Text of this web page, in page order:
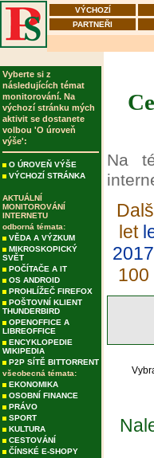
VÝCHOZÍ
PARTNEŘI
Vyberte si z
následujících témat
monitorování. Na
výchozí stránku mých
aktivit se dostanete
volbou 'O úroveň
výše':
O ÚROVEŇ VÝŠE
VÝCHOZÍ STRÁNKA
AKTUÁLNÍ
MONITOROVÁNÍ
INTERNETU
odborná témata:
VĚDA A VÝZKUM
MIKROSKOPICKÝ
SVĚT
POČÍTAČE A IT
OS ANDROID
PROHLÍŽEČ FIREFOX
POŠTOVNÍ KLIENT
THUNDERBIRD
OPENOFFICE A
LIBREOFFICE
ENCYKLOPEDIE
WIKIPEDIA
P2P SÍTĚ BITTORRENT
všeobecná témata:
EKONOMIKA
OSOBNÍ FINANCE
PRÁVO
SPORT
KULTURA
CESTOVÁNÍ
ČÍNSKÉ E-SHOPY
Na
let
2017